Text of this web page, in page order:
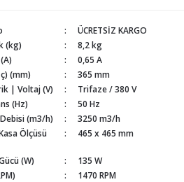
ÜCRETSİZ KARGO
(kg)
8,2 kg
0,65 A
(mm)
365 mm
| Voltaj (V)
Trifaze / 380 V
(Hz)
50 Hz
(m3/h)
3250 m3/h
Ölçüsü
465 x 465 mm
(W)
135 W
1470 RPM